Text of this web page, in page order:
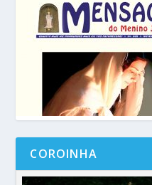
COROINHA